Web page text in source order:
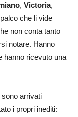
, Victoria,
che li vide
non conta tanto
notare. Hanno
hanno ricevuto una
sono arrivati
i propri inediti: